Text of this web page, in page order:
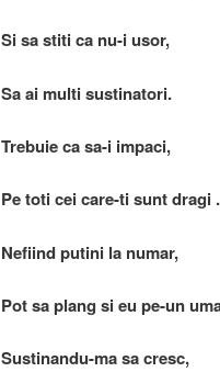
Si sa stiti ca nu-i usor,
Sa ai multi sustinatori.
Trebuie ca sa-i impaci,
Pe toti cei care-ti sunt dragi .
Nefiind putini la numar,
Pot sa plang si eu pe-un
Sustinandu-ma sa cresc,